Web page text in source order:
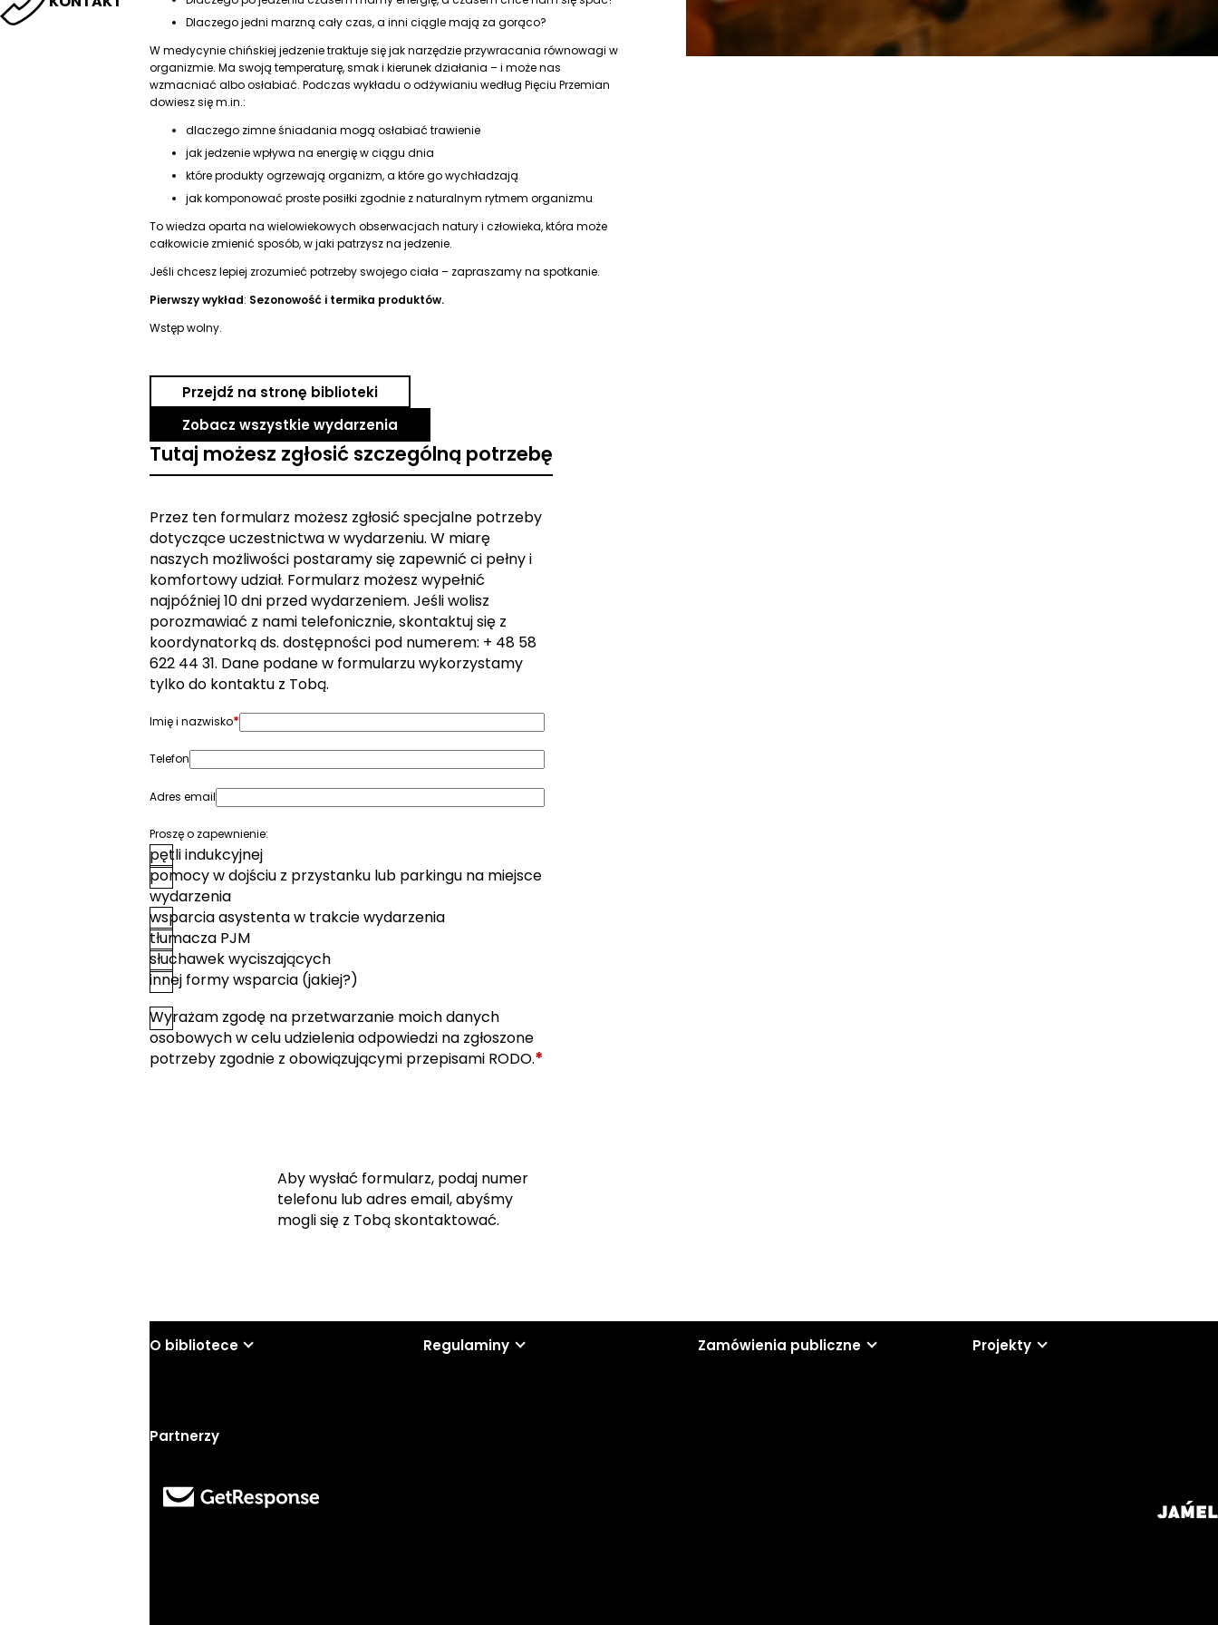
Dlaczego jedni marzną cały czas, a inni ciągle mają za gorąco?
W medycynie chińskiej jedzenie traktuje się jak narzędzie przywracania równowagi w
organizmie. Ma swoją temperaturę, smak i kierunek działania – i może nas
wzmacniać albo osłabiać. Podczas wykładu o odżywianiu według Pięciu Przemian
dowiesz się m.in.:
dlaczego zimne śniadania mogą osłabiać trawienie
jak jedzenie wpływa na energię w ciągu dnia
które produkty ogrzewają organizm, a które go wychładzają
jak komponować proste posiłki zgodnie z naturalnym rytmem organizmu
To wiedza oparta na wielowiekowych obserwacjach natury i człowieka, która może
całkowicie zmienić sposób, w jaki patrzysz na jedzenie.
Jeśli chcesz lepiej zrozumieć potrzeby swojego ciała – zapraszamy na spotkanie.
Pierwszy wykład: Sezonowość i termika produktów.
Wstęp wolny.
Przejdź na stronę biblioteki
Zobacz wszystkie wydarzenia
Tutaj możesz zgłosić szczególną potrzebę
Przez ten formularz możesz zgłosić specjalne potrzeby
dotyczące uczestnictwa w wydarzeniu. W miarę
naszych możliwości postaramy się zapewnić ci pełny i
komfortowy udział. Formularz możesz wypełnić
najpóźniej 10 dni przed wydarzeniem. Jeśli wolisz
porozmawiać z nami telefonicznie, skontaktuj się z
koordynatorką ds. dostępności pod numerem: + 48 58
622 44 31. Dane podane w formularzu wykorzystamy
tylko do kontaktu z Tobą.
Imię i nazwisko*
Telefon
Adres email
Proszę o zapewnienie:
pętli indukcyjnej
pomocy w dojściu z przystanku lub parkingu na miejsce
wydarzenia
wsparcia asystenta w trakcie wydarzenia
tłumacza PJM
słuchawek wyciszających
innej formy wsparcia (jakiej?)
Zgoda*
Wyrażam zgodę na przetwarzanie moich danych
osobowych w celu udzielenia odpowiedzi na zgłoszone
potrzeby zgodnie z obowiązującymi przepisami RODO.*
Aby wysłać formularz, podaj numer
telefonu lub adres email, abyśmy
mogli się z Tobą skontaktować.
O bibliotece Regulaminy Zamówienia publiczne Projekty
Partnerzy